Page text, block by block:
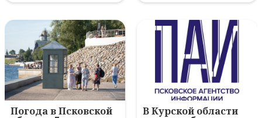
Погода в Псковской В Курской области